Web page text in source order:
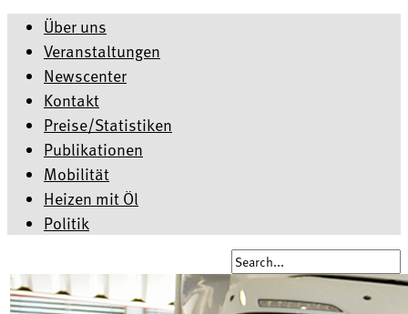
Über uns
Veranstaltungen
Newscenter
Kontakt
Preise/Statistiken
Publikationen
Mobilität
Heizen mit Öl
Politik